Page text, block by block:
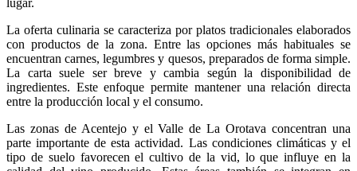
La oferta culinaria se caracteriza por platos tradicionales elaborados
con productos de la zona. Entre las opciones más habituales se
encuentran carnes, legumbres y quesos, preparados de forma simple.
La carta suele ser breve y cambia según la disponibilidad de
ingredientes. Este enfoque permite mantener una relación directa
entre la producción local y el consumo.
Las zonas de Acentejo y el Valle de La Orotava concentran una
parte importante de esta actividad. Las condiciones climáticas y el
tipo de suelo favorecen el cultivo de la vid, lo que influye en la